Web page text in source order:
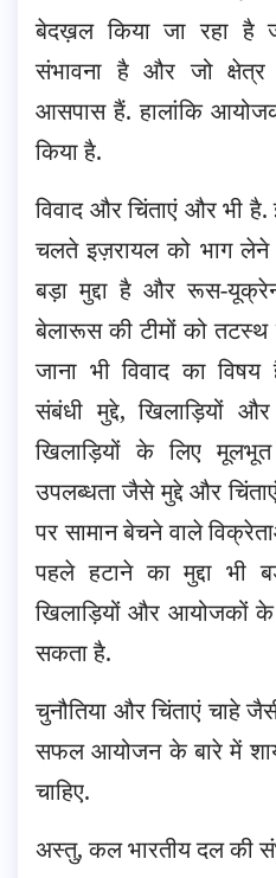
बेदख़ल किया जा रहा है
संभावना है और जो
आसपास हैं. हालांकि
किया है.
विवाद और चिंताएं और भी
चलते इज़रायल को भाग लेने
बड़ा मुद्दा है और रूस-
बेलारूस की टीमों को
जाना भी विवाद का
संबंधी मुद्दे, खिलाड़ियों
खिलाड़ियों के लिए
उपलब्धता जैसे मुद्दे और
पर सामान बेचने वाले
पहले हटाने का मुद्दा भी
खिलाड़ियों और आयोजकों
सकता है.
चुनौतिया और चिंताएं चाहे
सफल आयोजन के बारे में
चाहिए.
अस्तु, कल भारतीय दल की